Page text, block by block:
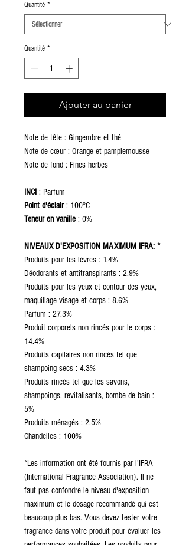
Quantité *
Quantité *
Ajouter au panier
Note de tête : Gingembre et thé
Note de cœur : Orange et pamplemousse
Note de fond : Fines herbes
INCI : Parfum
Point d'éclair: 100°C
Teneur en vanille : 0%
NIVEAUX D'EXPOSITION MAXIMUM IFRA: *
Produits pour les lèvres : 1.4%
Déodorants et antitranspirants : 2.9%
Produits pour les yeux et contour des yeux,
maquillage visage et corps : 8.6%
Parfum : 27.3%
Produit corporels non rincés pour le corps :
14.4%
Produits capilaires non rincés tel que
shampoing secs : 4.3%
Produits rincés tel que les savons,
shampoings, revitalisants, bombe de bain :
5%
Produits ménagés : 2.5%
Chandelles : 100%
*Les information ont été fournis par l'IFRA
(International Fragrance Association). Il ne
faut pas confondre le niveau d'exposition
maximum et le dosage recommandé qui est
beaucoup plus bas. Vous devez tester votre
fragrance dans votre produit pour évaluer les